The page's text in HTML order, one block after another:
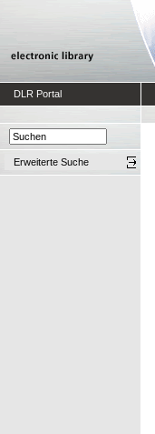
DLR Portal
Erweiterte Suche